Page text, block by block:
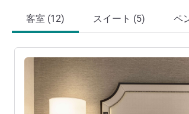
客室 (12) スイート (5) ペ
詳細を表示